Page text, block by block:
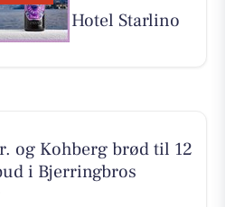
har Hotel Starlino
og Kohberg brød til 12
i Bjerringbros